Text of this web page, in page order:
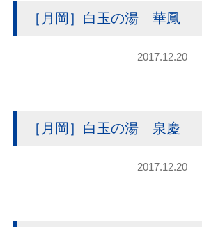
［月岡］白玉の湯 華鳳
2017.12.20
［月岡］白玉の湯 泉慶
2017.12.20